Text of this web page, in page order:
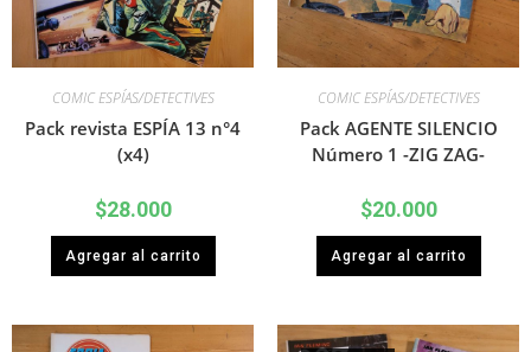
COMIC ESPÍAS/DETECTIVES
Pack revista ESPÍA 13 n°4
(x4)
$28.000
Agregar al carrito
COMIC ESPÍAS/DETECTIVES
Pack AGENTE SILENCIO
Número 1 -ZIG ZAG-
$20.000
Agregar al carrito